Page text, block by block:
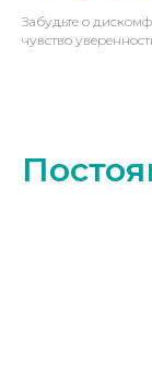
Забудьте о
чувство